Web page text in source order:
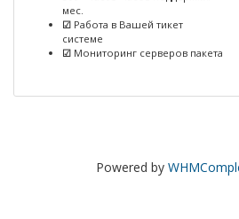
мес.
☑ Работа в Вашей тикет
системе
☑ Мониторинг серверов пакета
Powered by